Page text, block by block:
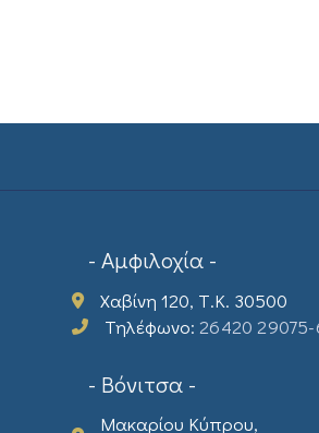
- Αμφιλοχία -
Χαβίνη 120, Τ.Κ. 30500
Τηλέφωνο:26420
- Βόνιτσα -
Μακαρίου Κύπρου,